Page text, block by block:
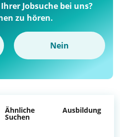
Jobsuche bei uns?
zu hören.
Nein
Ähnliche
Suchen
Ausbildung